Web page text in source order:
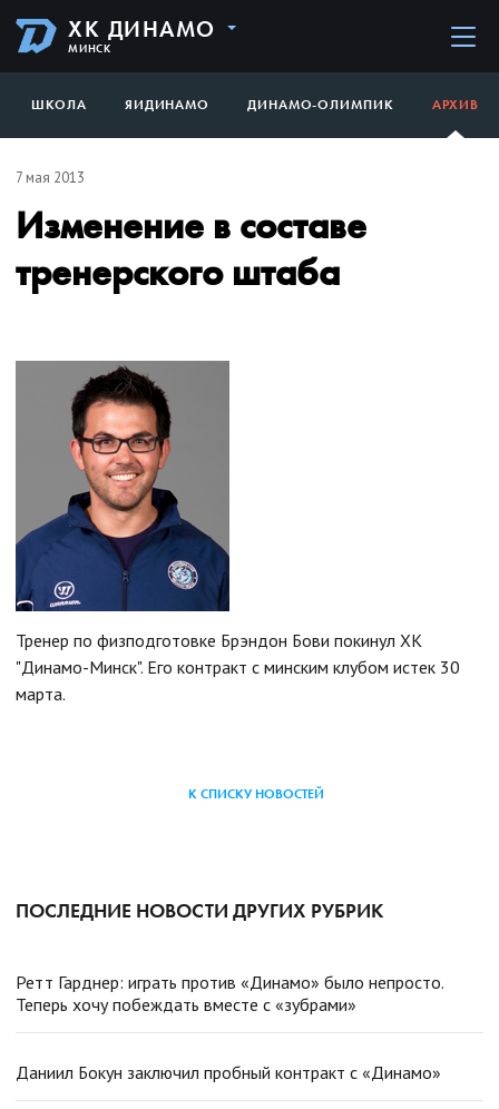
ХК ДИНАМО
МИНСК
ШКОЛА ЯИДИНАМО ДИНАМО-ОЛИМПИК АРХИВ
7 мая 2013
Изменение в составе
тренерского штаба
Тренер по физподготовке Брэндон Бови покинул ХК
"Динамо-Минск". Его контракт с минским клубом истек 30
марта.
К СПИСКУ НОВОСТЕЙ
ПОСЛЕДНИЕ НОВОСТИ ДРУГИХ РУБРИК
Ретт Гарднер: играть против «Динамо» было непросто.
Теперь хочу побеждать вместе с «зубрами»
Даниил Бокун заключил пробный контракт с «Динамо»